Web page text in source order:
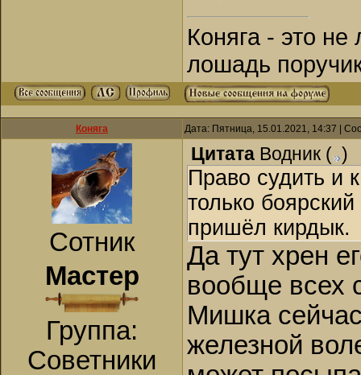
Коняга - это
лошадь
Коняга Дата: Пятница, 15.01.2021, 14:37 |
Сотник
Мастер
Группа:
Советники
Цитата Водник ( )
Право судить и
только
пришёл кирдык.
Да тут хрен
вообще всех
Мишка
железной